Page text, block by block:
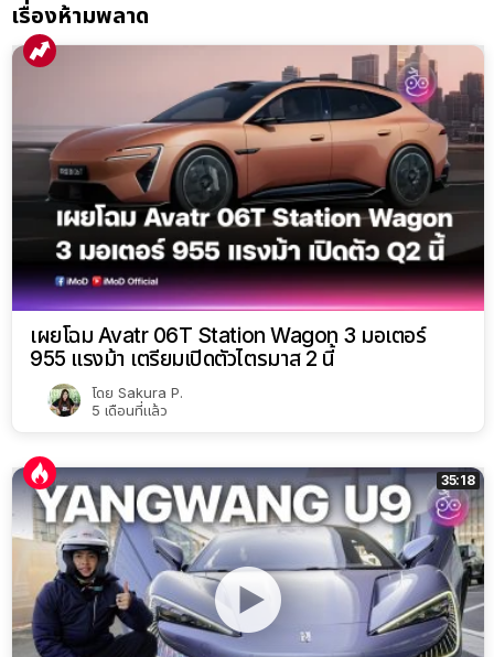
เรื่องห้ามพลาด
เผยโฉม Avatr 06T Station Wagon 3 มอเตอร์
955 แรงม้า เตรียมเปิดตัวไตรมาส 2 นี้
โดย Sakura P.
5 เดือนที่แล้ว
35:18